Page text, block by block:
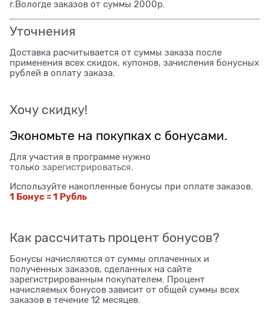
г.Вологде заказов от суммы 2000р.
Уточнения
Доставка расчитывается от суммы заказа после
применения всех скидок, купонов, зачисления бонусных
рублей в оплату заказа.
Хочу скидку!
Экономьте на покупках с бонусами.
Для участия в программе нужно
только зарегистрироваться
Используйте накопленные бонусы при оплате заказов.
1 Бонус = 1 Рубль
Как рассчитать процент бонусов?
Бонусы начисляются от суммы оплаченных и
полученных заказов, сделанных на сайте
зарегистрированным покупателем. Процент
начисляемых бонусов зависит от общей суммы всех
заказов в течение 12 месяцев.